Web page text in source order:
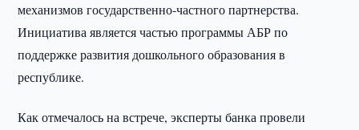
механизмов государственно-частного партнерства.
Инициатива является частью программы АБР по
поддержке развития дошкольного образования в
республике.
Как отмечалось на встрече, эксперты банка провели